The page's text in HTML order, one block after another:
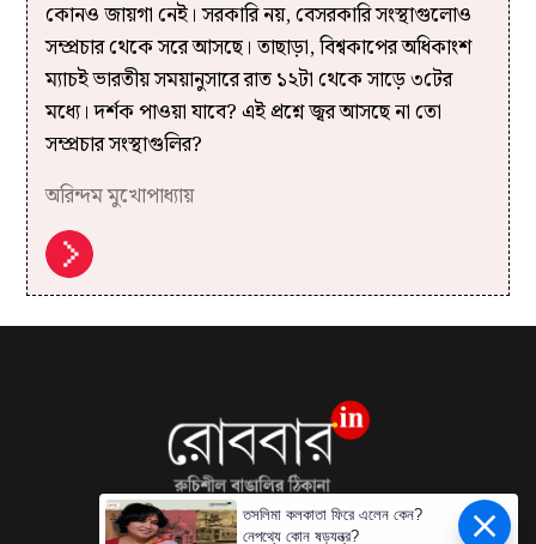
কোনও জায়গা নেই। সরকারি নয়, বেসরকারি সংস্থাগুলোও
সম্প্রচার থেকে সরে আসছে। তাছাড়া, বিশ্বকাপের অধিকাংশ
ম্যাচই ভারতীয় সময়ানুসারে রাত ১২টা থেকে সাড়ে ৩টের
মধ্যে। দর্শক পাওয়া যাবে? এই প্রশ্নে জ্বর আসছে না তো
সম্প্রচার সংস্থাগুলির?
অরিন্দম মুখোপাধ্যায়
তসলিমা কলকাতা ফিরে এলেন কেন?
নেপথ্যে কোন ষড়যন্ত্র?